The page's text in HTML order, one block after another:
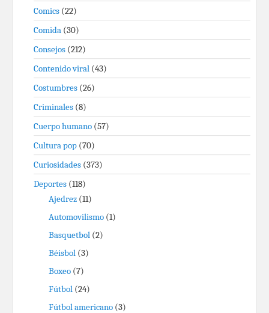
Comics (22)
Comida (30)
Consejos (212)
Contenido viral (43)
Costumbres (26)
Criminales (8)
Cuerpo humano (57)
Cultura pop (70)
Curiosidades (373)
Deportes (118)
Ajedrez (11)
Automovilismo (1)
Basquetbol (2)
Béisbol (3)
Boxeo (7)
Fútbol (24)
Fútbol americano (3)